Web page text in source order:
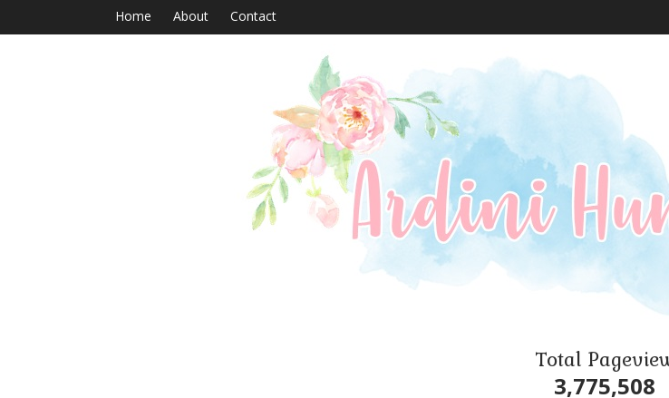
Home About Contact
Total
3,775,508